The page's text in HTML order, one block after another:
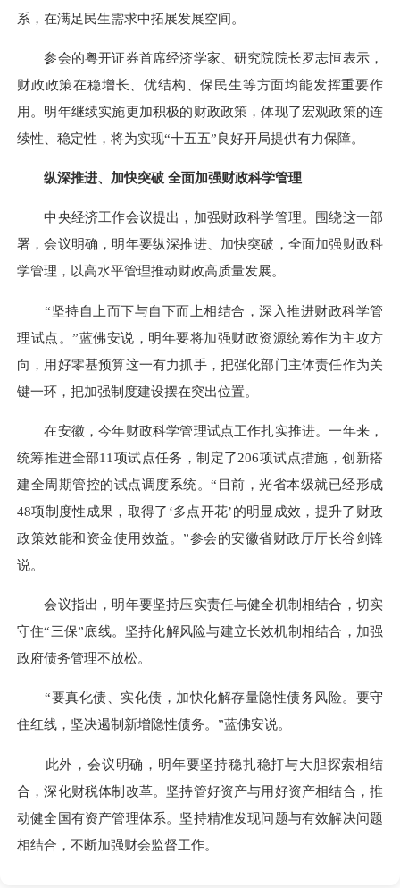
系，在满足民生需求中拓展发展空间。
参会的粤开证券首席经济学家、研究院院长罗志恒表示，
财政政策在稳增长、优结构、保民生等方面均能发挥重要作
用。明年继续实施更加积极的财政政策，体现了宏观政策的连
续性、稳定性，将为实现“十五五”良好开局提供有力保障。
纵深推进、加快突破 全面加强财政科学管理
中央经济工作会议提出，加强财政科学管理。围绕这一部
署，会议明确，明年要纵深推进、加快突破，全面加强财政科
学管理，以高水平管理推动财政高质量发展。
“坚持自上而下与自下而上相结合，深入推进财政科学管
理试点。”蓝佛安说，明年要将加强财政资源统筹作为主攻方
向，用好零基预算这一有力抓手，把强化部门主体责任作为关
键一环，把加强制度建设摆在突出位置。
在安徽，今年财政科学管理试点工作扎实推进。一年来，
统筹推进全部11项试点任务，制定了206项试点措施，创新搭
建全周期管控的试点调度系统。“目前，光省本级就已经形成
48项制度性成果，取得了‘多点开花’的明显成效，提升了财政
政策效能和资金使用效益。”参会的安徽省财政厅厅长谷剑锋
说。
会议指出，明年要坚持压实责任与健全机制相结合，切实
守住“三保”底线。坚持化解风险与建立长效机制相结合，加强
政府债务管理不放松。
“要真化债、实化债，加快化解存量隐性债务风险。要守
住红线，坚决遏制新增隐性债务。”蓝佛安说。
此外，会议明确，明年要坚持稳扎稳打与大胆探索相结
合，深化财税体制改革。坚持管好资产与用好资产相结合，推
动健全国有资产管理体系。坚持精准发现问题与有效解决问题
相结合，不断加强财会监督工作。